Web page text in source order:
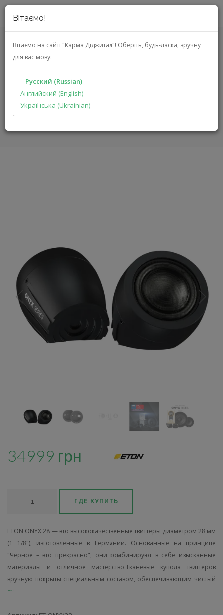
Вітаємо!
Вітаємо на сайті "Карма Діджитал"! Оберіть, будь-ласка, зручну
для вас мову:
Русский (Russian)
Английский (English)
Українська (Ukrainian)
`
О НАС
АКЦИИ
РЕШЕНИЯ
ПРОИЗВОДИТЕЛЯМ
ГЛАВНАЯ КАТАЛОГ
34999 грн
ГДЕ КУПИТЬ
ETON ONYX 28 — это высококачественные твиттеры диаметром 28 мм
(1 1/8"), изготовленные в Германии. Основанные на принципе
"Черное – это прекрасно", они комбинируют в себе изысканные
материалы и отличное мастерство.Тканевые купола твиттеров
вручную покрыты специальным составом, обеспечивающим чистый